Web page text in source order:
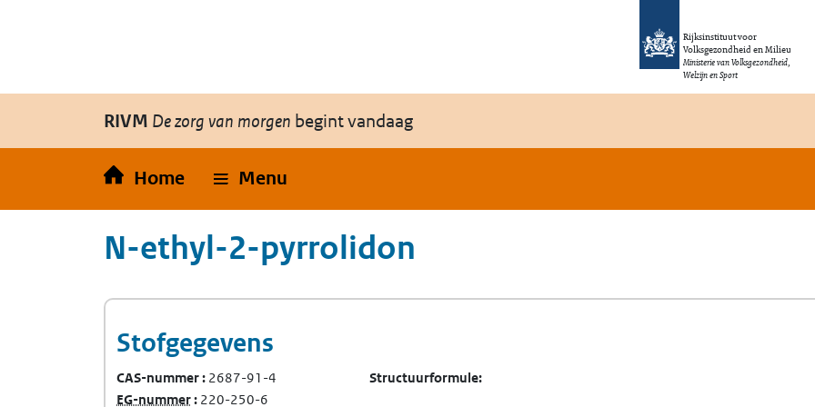
Rijksinstituut voor
Volksgezondheid en Milieu
Ministerie van Volksgezondheid,
Welzijn en Sport
RIVM De zorg van morgen begint vandaag
Home Menu
N-ethyl-2-pyrrolidon
Stofgegevens
CAS-nummer 2687-91-4
EG-nummer(Europees Gemeenschap-nummer)
220-250-6
Structuurformule